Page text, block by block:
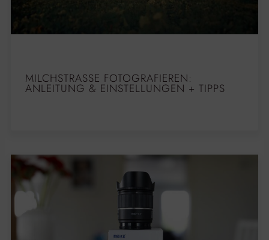
MILCHSTRASSE FOTOGRAFIEREN: A
NLEITUNG & EINSTELLUNGEN + TIPPS